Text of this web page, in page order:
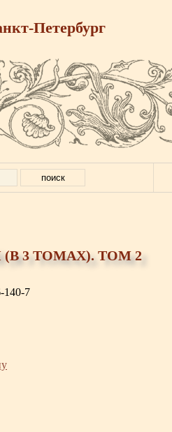
Петербург
3 ТОМАХ). ТОМ 2
140-7